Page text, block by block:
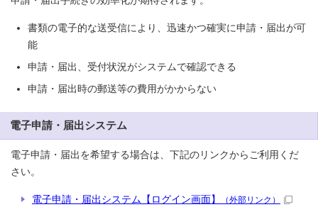
書類の電子的な送受信により、迅速かつ確実に申請・届出が可
能
申請・届出、受付状況がシステムで確認できる
申請・届出時の郵送等の費用がかからない
電子申請・届出システム
電子申請・届出を希望する場合は、下記のリンクからご利用くだ
さい。
電子申請・届出システム【ログイン画面】 （外部リンク）